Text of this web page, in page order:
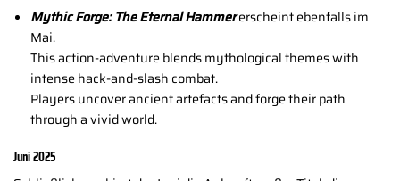
Mythic Forge: The Eternal Hammererscheint ebenfalls im
Mai.
This action-adventure blends mythological themes with
intense hack-and-slash combat.
Players uncover ancient artefacts and forge their path
through a vivid world.
Juni 2025